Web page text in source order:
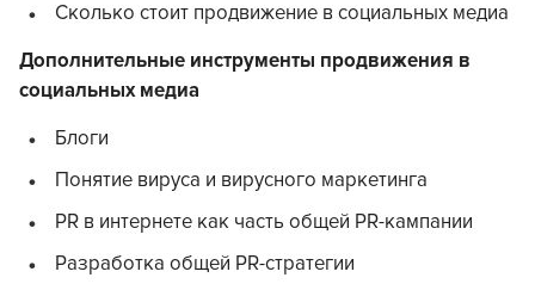
Сколько стоит продвижение в социальных медиа
Дополнительные инструменты продвижения в
социальных медиа
Блоги
Понятие вируса и вирусного маркетинга
PR в интернете как часть общей PR-кампании
Разработка общей PR-стратегии